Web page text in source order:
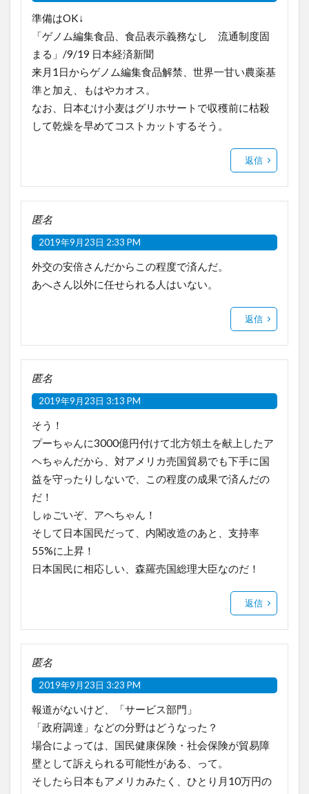
準備はOK↓
「ゲノム編集食品、食品表示義務なし 流通制度固
まる」/9/19 日本経済新聞
来月1日からゲノム編集食品解禁、世界一甘い農薬基
準と加え、もはやカオス。
なお、日本むけ小麦はグリホサートで収穫前に枯殺
して乾燥を早めてコストカットするそう。
返信
匿名
2019年9月23日 2:33 PM
外交の安倍さんだからこの程度で済んだ。
あへさん以外に任せられる人はいない。
返信
匿名
2019年9月23日 3:13 PM
そう！
プーちゃんに3000億円付けて北方領土を献上したア
ヘちゃんだから、対アメリカ売国貿易でも下手に国
益を守ったりしないで、この程度の成果で済んだの
だ！
しゅごいぞ、アヘちゃん！
そして日本国民だって、内閣改造のあと、支持率
55%に上昇！
日本国民に相応しい、森羅売国総理大臣なのだ！
返信
匿名
2019年9月23日 3:23 PM
報道がないけど、「サービス部門」
「政府調達」などの分野はどうなった？
場合によっては、国民健康保険・社会保険が貿易障
壁として訴えられる可能性がある、って。
そしたら日本もアメリカみたく、ひとり月10万円の